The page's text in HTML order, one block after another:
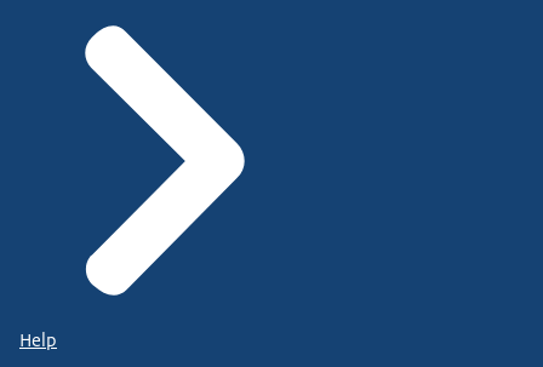
Help